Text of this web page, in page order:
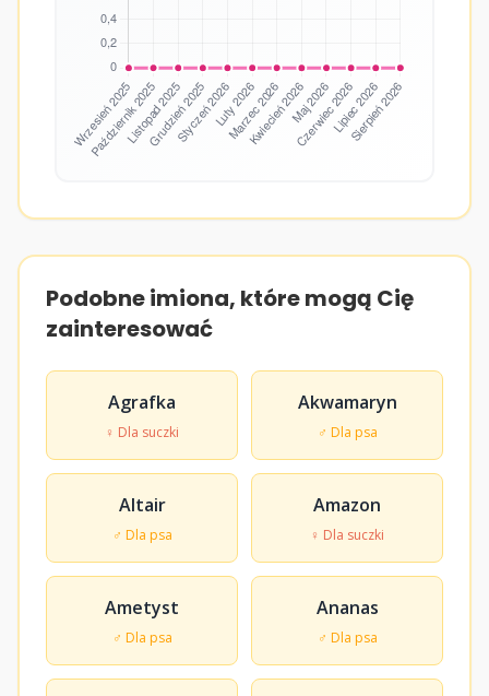
Podobne imiona, które mogą Cię
zainteresować
Agrafka
♀ Dla suczki
Akwamaryn
♂ Dla psa
Altair
♂ Dla psa
Amazon
♀ Dla suczki
Ametyst
♂ Dla psa
Ananas
♂ Dla psa